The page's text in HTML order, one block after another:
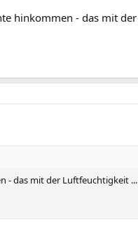
hinkommen - das mit der
- das mit der Luftfeuchtigkeit ...